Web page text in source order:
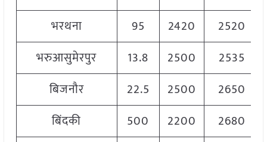
भरथना
95 2420
2520
भरुआसुमेरपुर
13.8 2500
2535
बिजनौर
22.5 2500 2650
बिंदकी
500 2200
2680